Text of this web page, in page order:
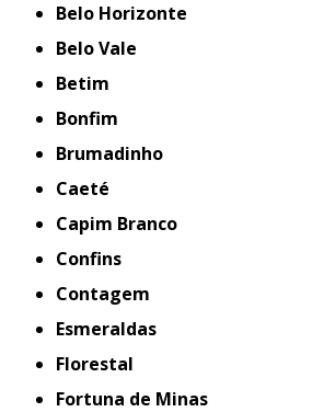
Belo Horizonte
Belo Vale
Betim
Bonfim
Brumadinho
Caeté
Capim Branco
Confins
Contagem
Esmeraldas
Florestal
Fortuna de Minas